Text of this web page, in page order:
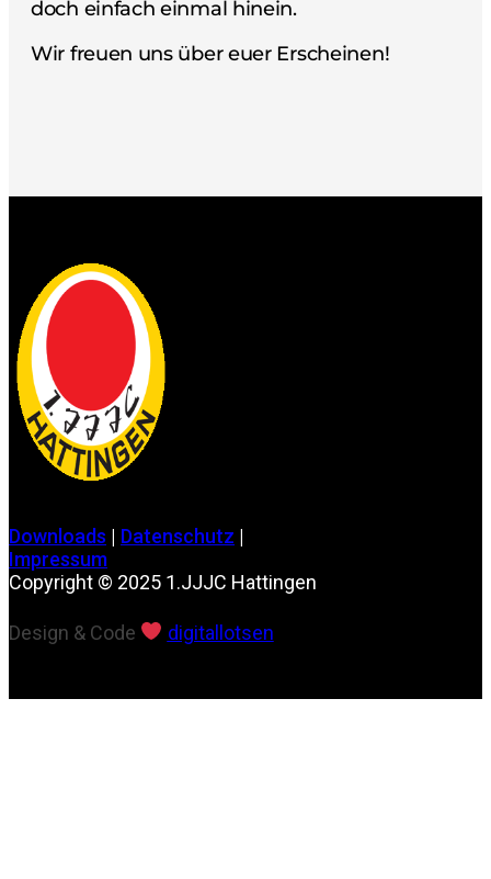
doch einfach einmal hinein.
Wir freuen uns über euer Erscheinen!
Downloads | Datenschutz |
Impressum
Copyright © 2025 1.JJJC Hattingen
Design & Code digitallotsen